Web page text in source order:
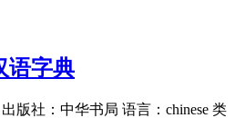
语字典
版社：中华书局 语言：chinese 类